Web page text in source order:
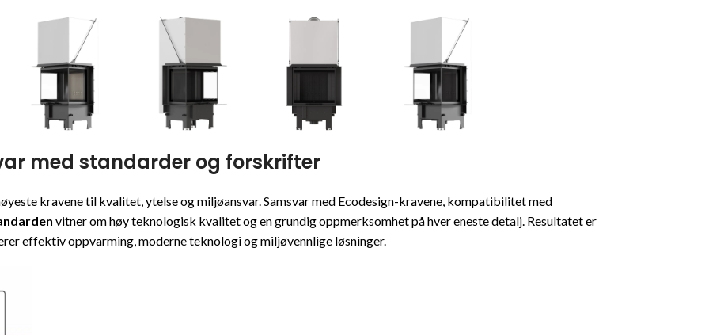
med standarder og forskrifter
kravene til kvalitet, ytelse og miljøansvar. Samsvar med Ecodesign-kravene, kompatibilitet med
vitner om høy teknologisk kvalitet og en grundig oppmerksomhet på hver eneste detalj. Resultatet er
effektiv oppvarming, moderne teknologi og miljøvennlige løsninger.